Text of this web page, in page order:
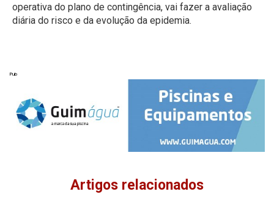
operativa do plano de contingência, vai fazer a avaliação
diária do risco e da evolução da epidemia.
Pub
Artigos relacionados